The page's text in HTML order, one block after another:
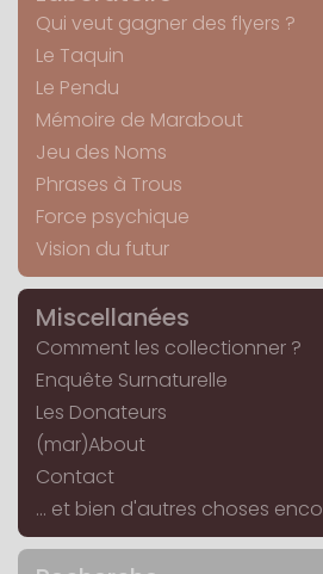
Qui veut gagner des flyers ?
Le Taquin
Le Pendu
Mémoire de Marabout
Jeu des Noms
Phrases à Trous
Force psychique
Vision du futur
Miscellanées
Comment les collectionner ?
Enquête Surnaturelle
Les Donateurs
(mar)About
Contact
... et bien d'autres choses